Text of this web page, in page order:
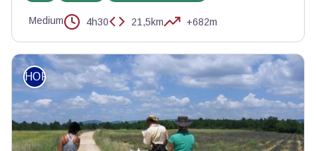
Medium 4h30 21,5km +682m
HORSEBACK